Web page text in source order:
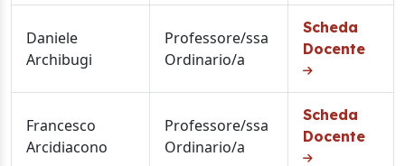
Daniele
Archibugi
Professore/ssa
Ordinario/a
Scheda
Docente
Francesco
Arcidiacono
Professore/ssa
Ordinario/a
Scheda
Docente